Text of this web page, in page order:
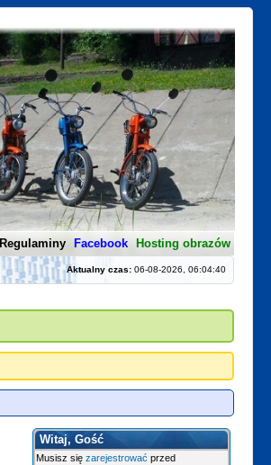
Regulaminy Facebook Hosting obrazów
Aktualny czas:06-08-2026, 06:04:40
Witaj, Gość
Musisz sięzarejestrować przed